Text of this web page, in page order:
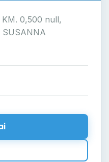
KM. 0,500 null,
SUSANNA